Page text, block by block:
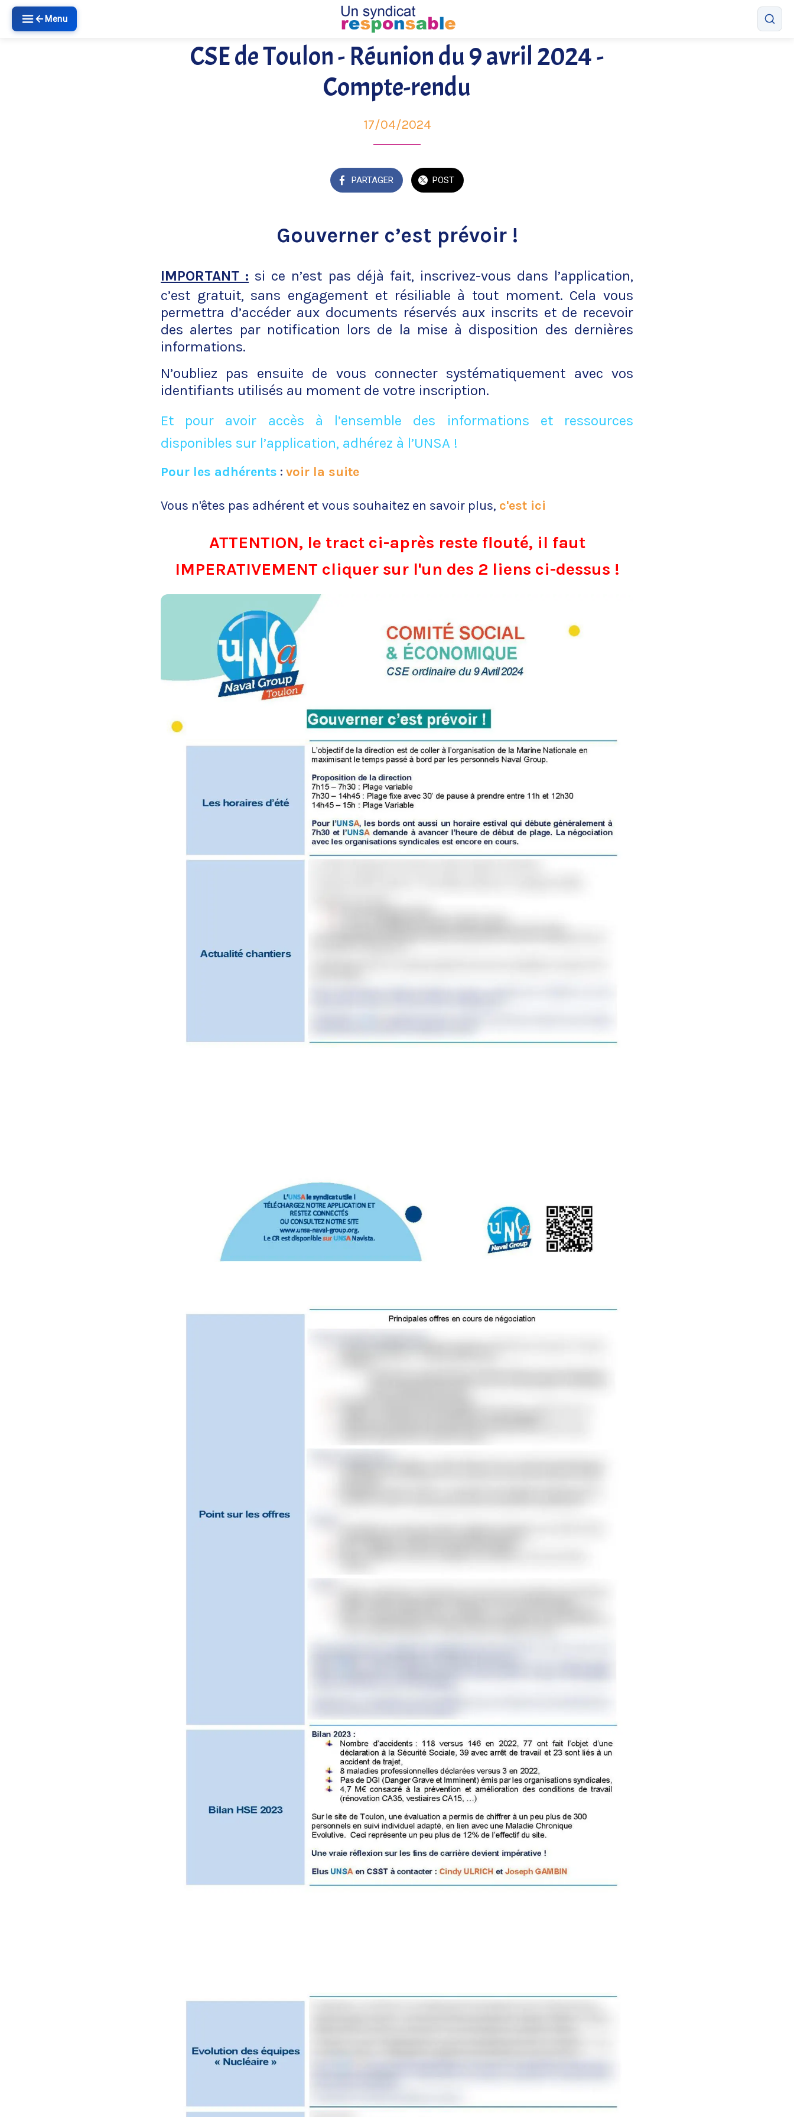
Menu
CSE de Toulon - Réunion du 9 avril 2024 -
Compte-rendu
17/04/2024
PARTAGER POST
Gouverner c’est prévoir !
IMPORTANT : si ce n’est pas déjà fait, inscrivez-vous dans l’application,
c’est gratuit, sans engagement et résiliable à tout moment. Cela vous
permettra d’accéder aux documents réservés aux inscrits et de recevoir
des alertes par notification lors de la mise à disposition des dernières
informations.
N’oubliez pas ensuite de vous connecter systématiquement avec vos
identifiants utilisés au moment de votre inscription.
Et pour avoir accès à l’ensemble des informations et ressources
disponibles sur l’application, adhérez à l’UNSA !
Pour les adhérents : voir la suite
Vous n'êtes pas adhérent et vous souhaitez en savoir plus, c'est ici
ATTENTION, le tract ci-après reste flouté, il faut
IMPERATIVEMENT cliquer sur l'un des 2 liens ci-dessus !